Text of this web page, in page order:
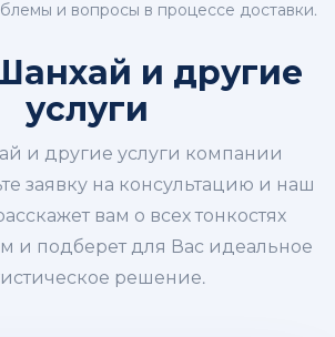
и вопросы в процессе доставки.
и другие
услуги
и другие услуги компании
заявку на консультацию и наш
вам о всех тонкостях
и подберет для Вас идеальное
решение.